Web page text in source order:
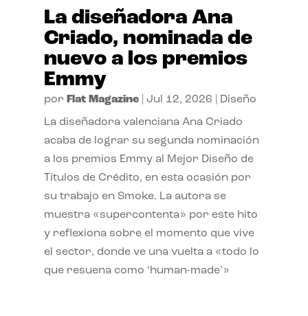
La diseñadora Ana
Criado, nominada de
nuevo a los premios
Emmy
por Flat Magazine| Jul 12, 2026 Diseño
La diseñadora valenciana Ana Criado
acaba de lograr su segunda nominación
a los premios Emmy al Mejor Diseño de
Títulos de Crédito, en esta ocasión por
su trabajo en Smoke. La autora se
muestra «supercontenta» por este hito
y reflexiona sobre el momento que vive
el sector, donde ve una vuelta a «todo lo
que resuena como ‘human-made’»